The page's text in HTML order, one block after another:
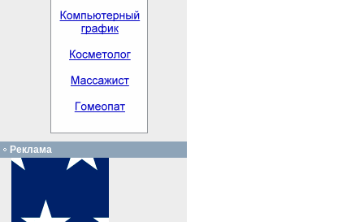
Реклама